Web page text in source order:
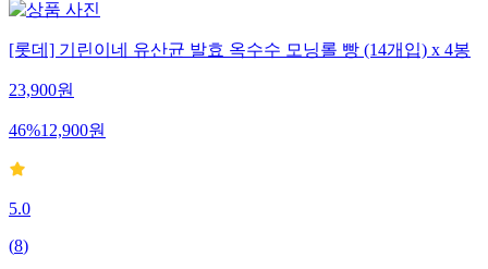
[롯데] 기린이네 유산균 발효 옥수수 모닝롤 빵 (14개입) x 4봉
23,900원
46%12,900원
5.0
(8)